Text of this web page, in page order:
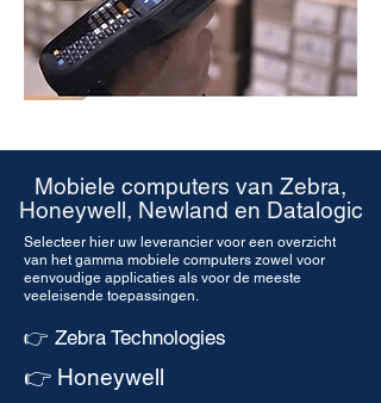
Mobiele computers van Zebra,
Honeywell, Newland en Datalogic
Selecteer hier uw leverancier voor een overzicht
van het gamma mobiele computers zowel voor
eenvoudige applicaties als voor de meeste
veeleisende toepassingen.
👉 Zebra Technologies
👉 Honeywell